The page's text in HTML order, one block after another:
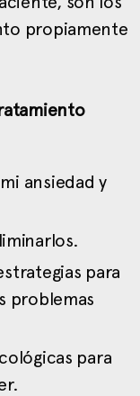
propiamente
ansiedad y
para
problemas
para